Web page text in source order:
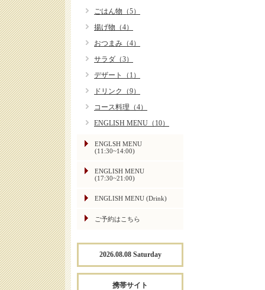
ごはん物（5）
揚げ物（4）
おつまみ（4）
サラダ（3）
デザート（1）
ドリンク（9）
コース料理（4）
ENGLISH MENU（10）
ENGLSH MENU
(11:30~14:00)
ENGLISH MENU
(17:30~21:00)
ENGLISH MENU (Drink)
ご予約はこちら
2026.08.08 Saturday
携帯サイト